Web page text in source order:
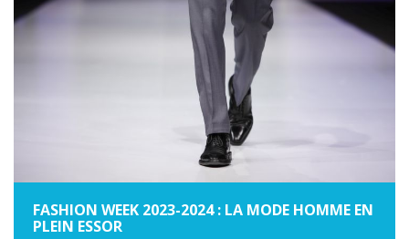
FASHION WEEK 2023-2024 : LA MODE HOMME EN
PLEIN ESSOR